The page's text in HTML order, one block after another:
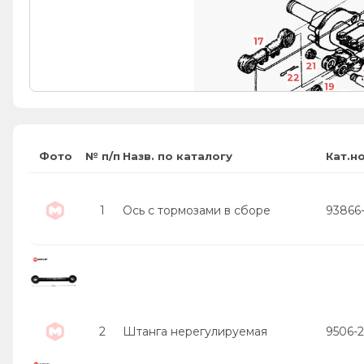
22
22
21
19
17
14
Фото № п/п Назв. по каталогу
1 Ось с тормозами в сборе
2 Штанга нерегулируемая 9506-